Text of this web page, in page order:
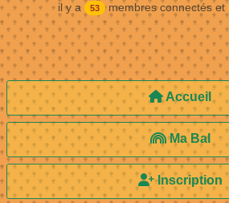
il y a 53 membres connectés et
Accueil
Ma Bal
Inscription